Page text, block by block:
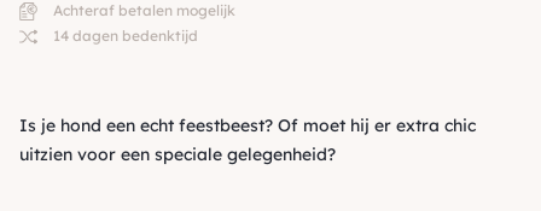
Achteraf betalen mogelijk
14 dagen bedenktijd
Is je hond een echt feestbeest? Of moet hij er extra chic
uitzien voor een speciale gelegenheid?